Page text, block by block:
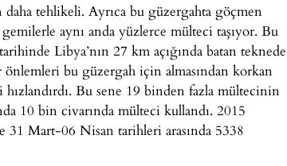
daha tehlikeli. Ayrıca bu güzergahta göçmen
aynı anda yüzlerce mülteci taşıyor. Bu
Libya’nın 27 km açığında batan teknede
bu güzergah için almasından korkan
Bu sene 19 binden fazla mültecinin
10 bin civarında mülteci kullandı. 2015
31 Mart-06 Nisan tarihleri arasında 5338